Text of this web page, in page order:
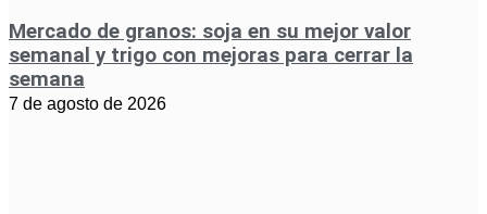
Mercado de granos: soja en su mejor valor
semanal y trigo con mejoras para cerrar la
semana
7 de agosto de 2026